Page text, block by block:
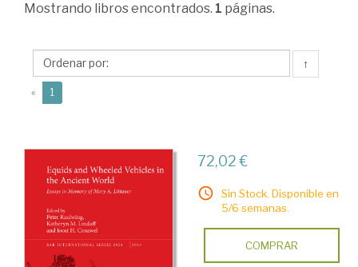
Raulwing,
Mostrando libros encontrados. 1 páginas.
↑
« 1
72,02 €
Sin Stock. Disponible en
5/6 semanas.
COMPRAR